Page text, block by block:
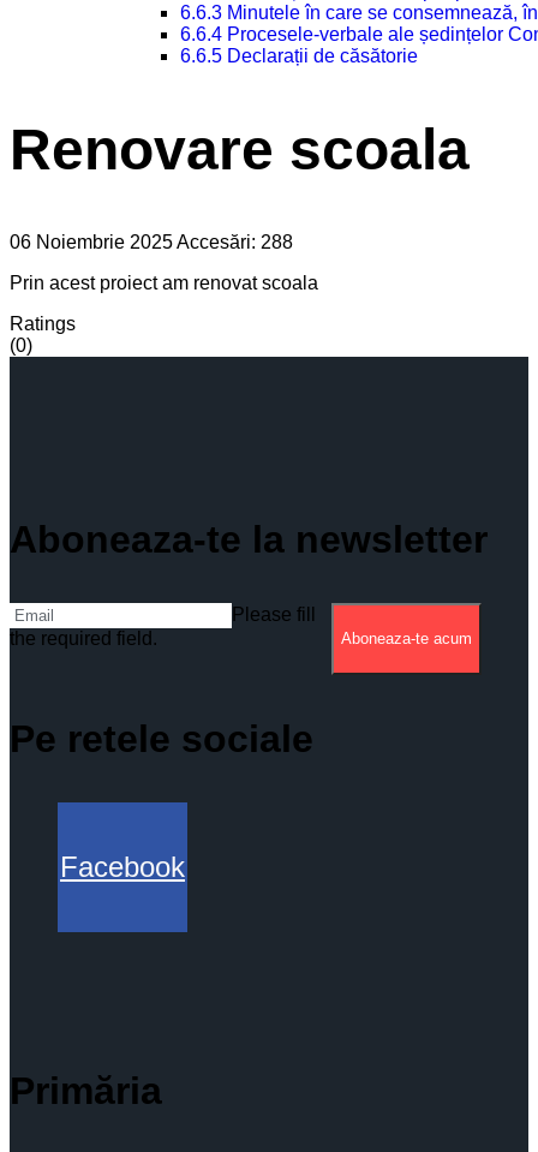
6.6.3 Minutele în care se consemnează,
6.6.4 Procesele-verbale ale ședințelor
6.6.5 Declarații de căsătorie
Renovare scoala
06 Noiembrie 2025Accesări: 288
Prin acest proiect am renovat scoala
Ratings
(0)
Aboneaza-te la newsletter
Please fill
the required field.
Aboneaza-te acum
Pe retele sociale
Facebook
Primăria